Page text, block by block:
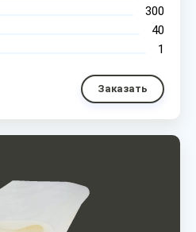
300
40
1
Заказать